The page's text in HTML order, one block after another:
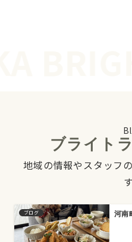
ブライト
地域の情報やスタッフ
ブログ 河南